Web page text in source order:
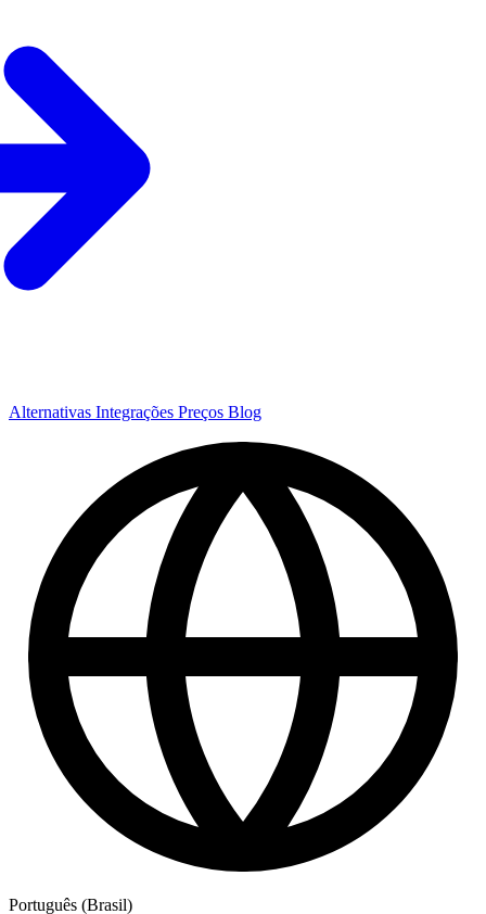
Alternativas Integrações Preços Blog
Português (Brasil)